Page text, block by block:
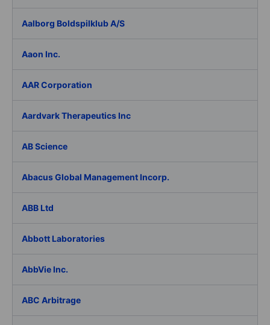
Aalborg Boldspilklub A/S
Aaon Inc.
AAR Corporation
Aardvark Therapeutics Inc
AB Science
Abacus Global Management Incorp.
ABB Ltd
Abbott Laboratories
AbbVie Inc.
ABC Arbitrage